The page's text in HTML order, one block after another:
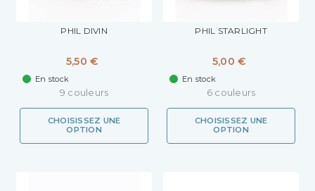
PHIL DIVIN
5,50 €
En stock
9 couleurs
CHOISISSEZ UNE
OPTION
PHIL STARLIGHT
5,00 €
En stock
6 couleurs
CHOISISSEZ UNE
OPTION